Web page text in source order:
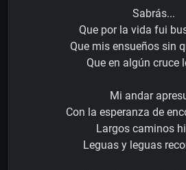
Sabrás...
Que por la vida fui
Que mis ensueños sin
Que en algún cruce
Mi andar
Con la esperanza de
Largos caminos
Leguas y leguas